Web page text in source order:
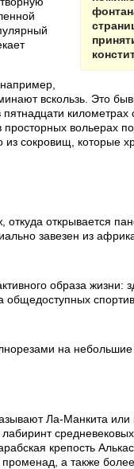
вскользь. Это
километрах
просторных вольерах
сокровищ, которые
открывается
завезен из
образа жизни:
общедоступных
на небольшие
Ла-Манкита
средневековых
крепость
а также